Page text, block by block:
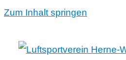
Zum Inhalt springen